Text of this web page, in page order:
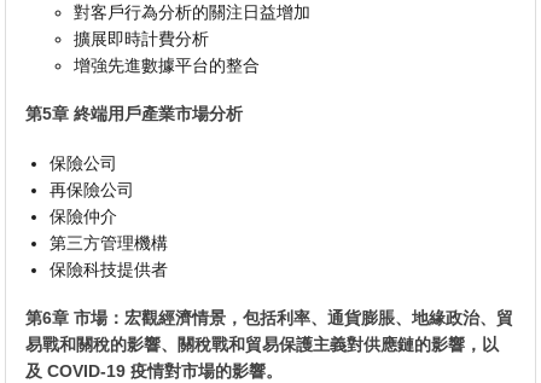
對客戶行為分析的關注日益增加
擴展即時計費分析
增強先進數據平台的整合
第5章 終端用戶產業市場分析
保險公司
再保險公司
保險仲介
第三方管理機構
保險科技提供者
第6章 市場：宏觀經濟情景，包括利率、通貨膨脹、地緣政治、貿
易戰和關稅的影響、關稅戰和貿易保護主義對供應鏈的影響，以
及 COVID-19 疫情對市場的影響。